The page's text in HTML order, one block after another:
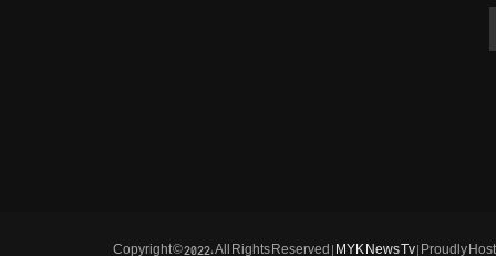
Copyright © 2022, All Rights Reserved | MYK News Tv | Proudly